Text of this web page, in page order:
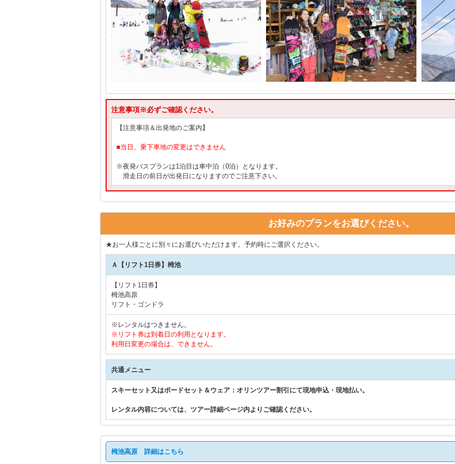
注意事項※必ずご確認ください。
【注意事項＆出発地のご案内】
■当日、乗下車地の変更はできません
※夜発バスプランは1泊目は車中泊（0泊）となります。
滑走日の前日が出発日になりますのでご注意下さい。
お好みのプランをお選びください。
★お一人様ごとに別々にお選びいただけます。予約時にご選択ください。
Ａ【リフト1日券】栂池
【リフト1日券】
栂池高原
リフト・ゴンドラ
※レンタルはつきません。
※リフト券は到着日の利用となります。
利用日変更の場合は、できません。
共通メニュー
スキーセット又はボードセット＆ウェア：オリンツアー割引にて現地申込・現地払い。
レンタル内容については、ツアー詳細ページ内よりご確認ください。
栂池高原 詳細はこちら